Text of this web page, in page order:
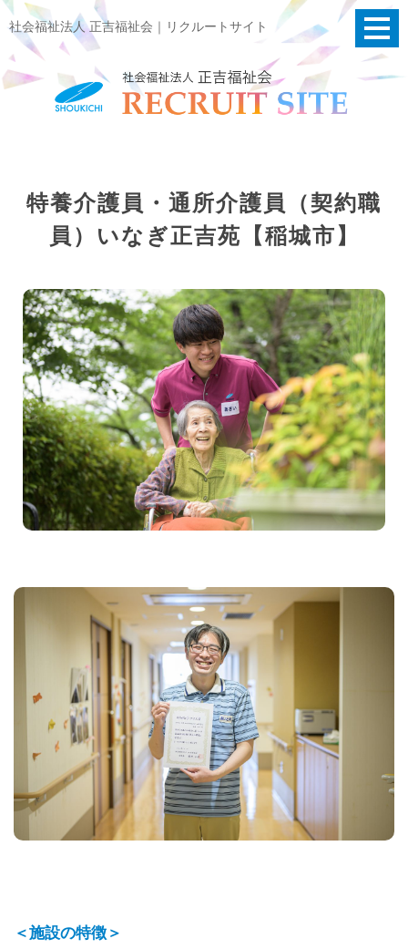
社会福祉法人 正吉福祉会｜リクルートサイト
特養介護員・通所介護員（契約職
員）いなぎ正吉苑【稲城市】
＜施設の特徴＞